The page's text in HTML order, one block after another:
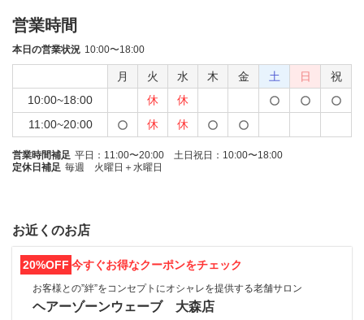
営業時間
本日の営業状況 10:00〜18:00
月 火 水 木 金 土 日
祝
10:00~18:00
休
休
11:00~20:00
休 休
営業時間補足 平日：11:00〜20:00 土日祝日：10:00〜18:00
定休日補足 毎週 火曜日＋水曜日
お近くのお店
20%OFF 今すぐお得なクーポンをチェック
お客様との”絆”をコンセプトにオシャレを提供する老舗サロン
ヘアーゾーンウェーブ 大森店